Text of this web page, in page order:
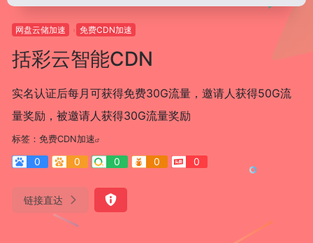
网盘云储加速 免费CDN加速
括彩云智能CDN
实名认证后每月可获得免费30G流量，邀请人获得50G流
量奖励，被邀请人获得30G流量奖励
标签： 免费CDN加速
0 0 0 0 0
链接直达